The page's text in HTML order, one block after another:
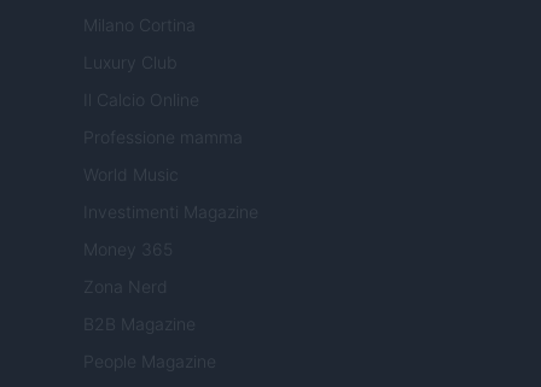
Milano Cortina
Luxury Club
Il Calcio Online
Professione mamma
World Music
Investimenti Magazine
Money 365
Zona Nerd
B2B Magazine
People Magazine